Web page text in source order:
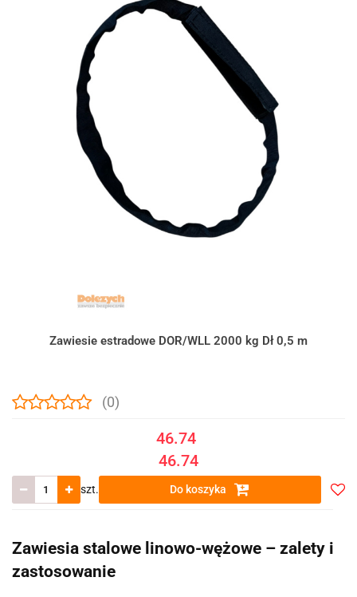
Zawiesie estradowe DOR/WLL 2000 kg Dł 0,5 m
(0)
46.74
46.74
szt. Do koszyka
Zawiesia stalowe linowo-wężowe – zalety i
zastosowanie